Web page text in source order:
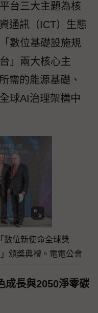
台三大主題為核
通訊（ICT）生態
數位基礎設施規
」兩大核心主
需的能源基礎、
球AI治理架構中
數位新使命全球獎
頒獎典禮。電電公會
成長與2050淨零碳